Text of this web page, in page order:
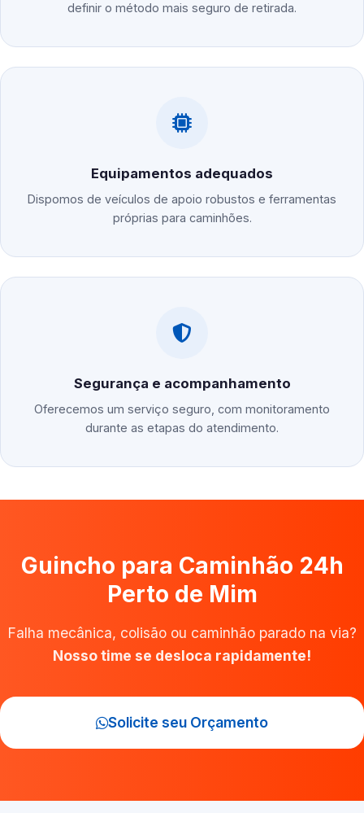
definir o método mais seguro de retirada.
Equipamentos adequados
Dispomos de veículos de apoio robustos e ferramentas
próprias para caminhões.
Segurança e acompanhamento
Oferecemos um serviço seguro, com monitoramento
durante as etapas do atendimento.
Guincho para Caminhão 24h
Perto de Mim
Falha mecânica, colisão ou caminhão parado na via?
Nosso time se desloca rapidamente!
Solicite seu Orçamento